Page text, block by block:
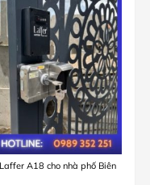
A18 cho nhà phố Biên